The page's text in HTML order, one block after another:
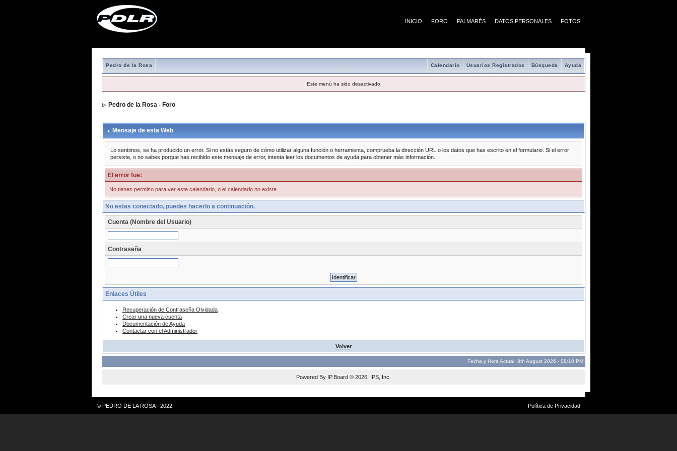
INICIO FORO PALMARÉS DATOS PERSONALES FOTOS
Pedro de la Rosa Ayuda
Búsqueda
Usuarios Registrados
Calendario
Este menú ha sido desactivado
Pedro de la Rosa - Foro
Mensaje de esta Web
Lo sentimos, se ha producido un error. Si no estás seguro de cómo utilizar alguna función o herramienta, comprueba la dirección URL o los datos que has escrito en el formulario. Si el error
persiste, o no sabes porque has recibido este mensaje de error, intenta leer los documentos de ayuda para obtener más información.
El error fue:
No tienes permiso para ver este calendario, o el calendario no existe
No estas conectado, puedes hacerlo a continuación.
Cuenta (Nombre del Usuario)
Contraseña
Enlaces Útiles
Recuperación de Contraseña Olvidada
Crear una nueva cuenta
Documentación de Ayuda
Contactar con el Administrador
Volver
Fecha y Hora Actual: 8th August 2026 - 08:10 PM
Powered By IP.Board © 2026 IPS, Inc
© PEDRO DE LA ROSA - 2022 Política de Privacidad